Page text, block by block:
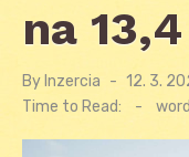
na
By Inzercia
Posted
12. 3.
Time to Read:
-